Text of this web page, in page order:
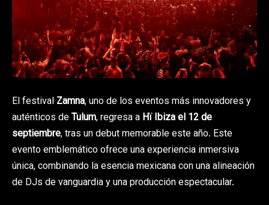
El festival Zamna, uno de los eventos más innovadores y
auténticos deTulum, regresa a Hï Ibizael 12 de
septiembre, tras un debut memorable este año. Este
evento emblemático ofrece una experiencia inmersiva
única, combinando la esencia mexicana con una alineación
de DJs de vanguardia y una producción espectacular.